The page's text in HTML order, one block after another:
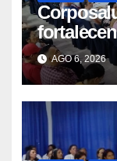
AGO 6, 2026